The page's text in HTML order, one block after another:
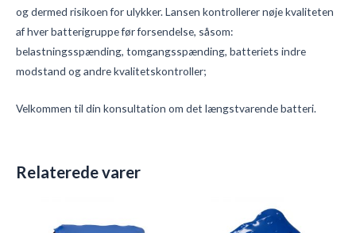
og dermed risikoen for ulykker.Lansen kontrollerer nøje kvaliteten
af hver batterigruppe før forsendelse, såsom:
belastningsspænding, tomgangsspænding, batteriets indre
modstand og andre kvalitetskontroller;
Velkommen til din konsultation om det længstvarende batteri.
Relaterede varer